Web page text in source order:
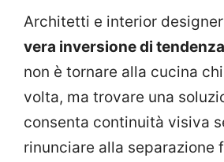
Architetti e interior
vera inversione di tendenza
non è tornare alla cucina
volta, ma trovare una
consenta continuità visiva
rinunciare alla separazione